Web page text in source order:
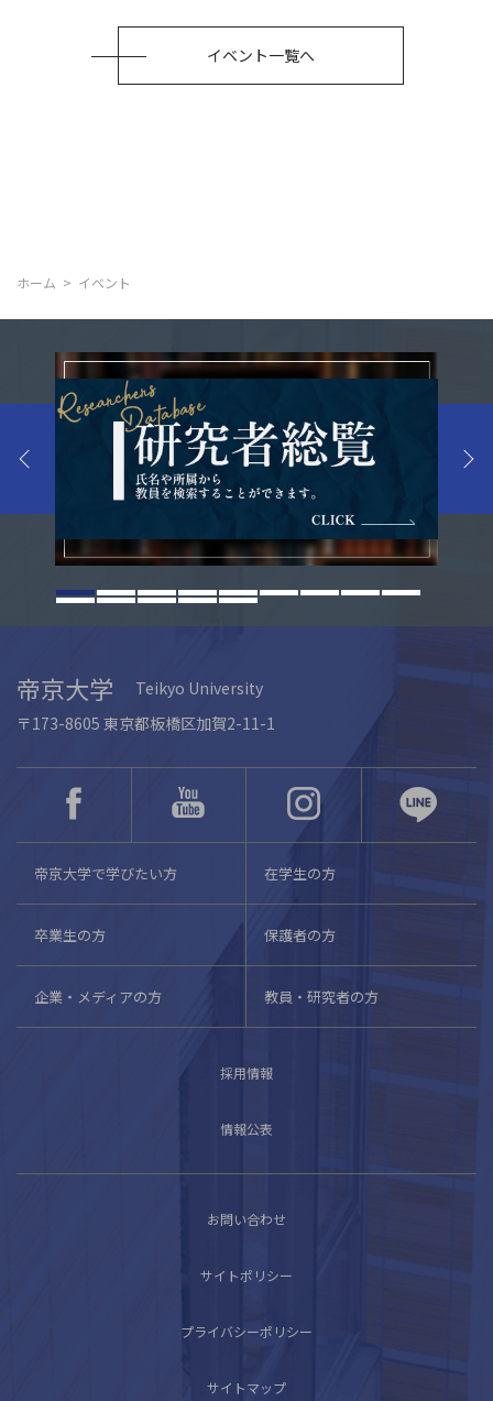
イベント一覧へ
ホーム イベント
帝京大学
Teikyo University
〒173-8605 東京都板橋区加賀2-11-1
帝京大学で学びたい方 在学生の方
卒業生の方 保護者の方
企業・メディアの方 教員・研究者の方
採用情報
情報公表
お問い合わせ
サイトポリシー
プライバシーポリシー
サイトマップ